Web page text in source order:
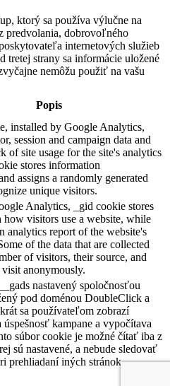
ktorý sa používa výlučne na
predvolania, dobrovoľného
internetových služieb
tretej strany sa informácie uložené
nemôžu použiť na vašu
Popis
installed by Google Analytics,
session and campaign data and
of site usage for the site's analytics
stores information
assigns a randomly generated
unique visitors.
Analytics, _gid cookie stores
visitors use a website, while
analytics report of the website's
of the data that are collected
of visitors, their source, and
visit anonymously.
nastavený spoločnosťou
pod doménou DoubleClick a
sa používateľom zobrazí
úspešnosť kampane a vypočítava
súbor cookie je možné čítať iba z
sú nastavené, a nebude sledovať
prehliadaní iných stránok.